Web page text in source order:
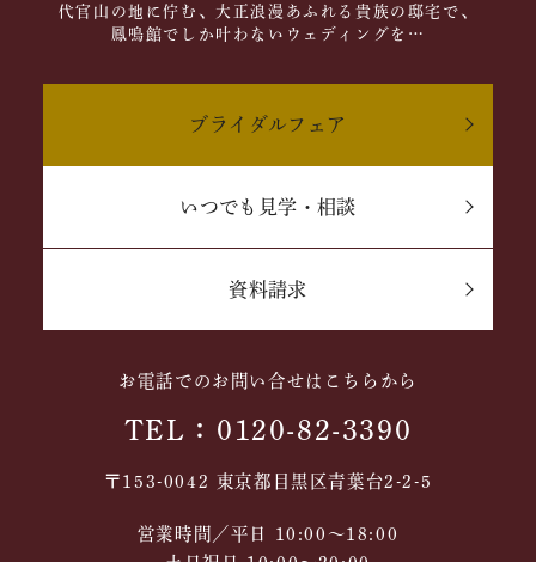
代官山の地に佇む、大正浪漫あふれる貴族の邸宅で、
鳳鳴館でしか叶わないウェディングを…
ブライダルフェア
いつでも見学・相談
資料請求
お電話でのお問い合せはこちらから
TEL：0120-82-3390
〒153-0042 東京都目黒区青葉台2-2-5
営業時間／平日 10:00～18:00